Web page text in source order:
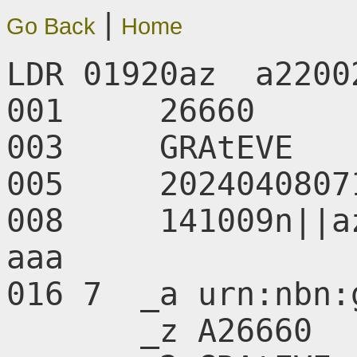
Go Back | Home
LDR 01920az
001     26660
003     GRAtEVE
005
008
aaa
016 7  _a